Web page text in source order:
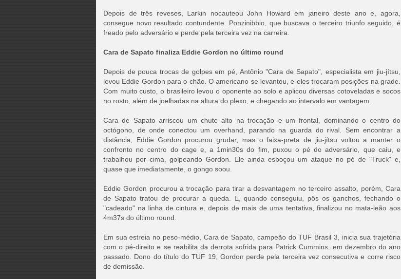
Depois de três reveses, Larkin nocauteou John Howard em janeiro deste ano e, agora,
consegue novo resultado contundente. Ponzinibbio, que buscava o terceiro triunfo seguido, é
freado pelo adversário e perde pela terceira vez na carreira.
Cara de Sapato finaliza Eddie Gordon no último round
Depois de pouca trocas de golpes em pé, Antônio "Cara de Sapato", especialista em jiu-jítsu,
levou Eddie Gordon para o chão. O americano se levantou, e eles trocaram posições na grade.
Com muito custo, o brasileiro levou o oponente ao solo e aplicou diversas cotoveladas e socos
no rosto, além de joelhadas na altura do plexo, e chegando ao intervalo em vantagem.
Cara de Sapato arriscou um chute alto na trocação e um frontal, dominando o centro do
octógono, de onde conectou um overhand, parando na guarda do rival. Sem encontrar a
distância, Eddie Gordon procurou grudar, mas o faixa-preta de jiu-jítsu voltou a manter o
confronto no centro do cage e, a 1min30s do fim, puxou o pé do adversário, que caiu, e
trabalhou por cima, golpeando Gordon. Ele ainda esboçou um ataque no pé de "Truck" e,
quase que imediatamente, o gongo soou.
Eddie Gordon procurou a trocação para tirar a desvantagem no terceiro assalto, porém, Cara
de Sapato tratou de procurar a queda. E, quando conseguiu, pôs os ganchos, fechando o
"cadeado" na linha de cintura e, depois de mais de uma tentativa, finalizou no mata-leão aos
4m37s do último round.
Em sua estreia no peso-médio, Cara de Sapato, campeão do TUF Brasil 3, inicia sua trajetória
com o pé-direito e se reabilita da derrota sofrida para Patrick Cummins, em dezembro do ano
passado. Dono do título do TUF 19, Gordon perde pela terceira vez consecutiva e corre risco
de demissão.